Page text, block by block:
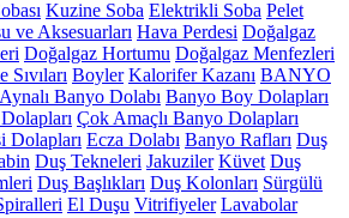
Kuzine Soba Elektrikli Soba Pelet
ve Aksesuarları Hava Perdesi Doğalgaz
Doğalgaz Hortumu Doğalgaz Menfezleri
Sıvıları Boyler Kalorifer Kazanı BANYO
Aynalı Banyo Dolabı Banyo Boy Dolapları
Çok Amaçlı Banyo Dolapları
Dolapları Ecza Dolabı Banyo Rafları Duş
Duş Tekneleri Jakuziler Küvet Duş
Duş Başlıkları Duş Kolonları Sürgülü
El Duşu Vitrifiyeler Lavabolar